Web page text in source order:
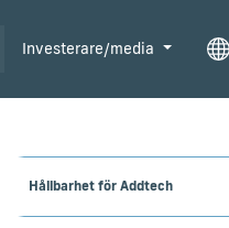
Investerare/media
Hållbarhet för Addtech